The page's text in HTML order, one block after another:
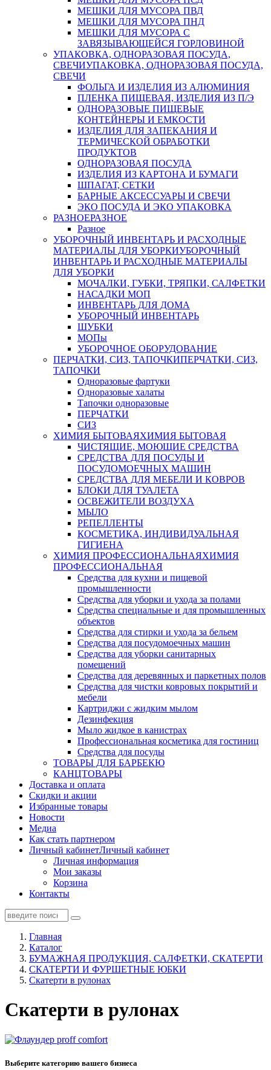
МЕШКИ ДЛЯ МУСОРА ПВД
МЕШКИ ДЛЯ МУСОРА ПНД
МЕШКИ ДЛЯ МУСОРА С
ЗАВЯЗЫВАЮЩЕЙСЯ ГОРЛОВИНОЙ
УПАКОВКА, ОДНОРАЗОВАЯ ПОСУДА,
СВЕЧИУПАКОВКА, ОДНОРАЗОВАЯ ПОСУДА,
СВЕЧИ
ФОЛЬГА И ИЗДЕЛИЯ ИЗ АЛЮМИНИЯ
ПЛЕНКА ПИЩЕВАЯ, ИЗДЕЛИЯ ИЗ П/Э
ОДНОРАЗОВЫЕ ПИЩЕВЫЕ
КОНТЕЙНЕРЫ И ЕМКОСТИ
ИЗДЕЛИЯ ДЛЯ ЗАПЕКАНИЯ И
ТЕРМИЧЕСКОЙ ОБРАБОТКИ
ПРОДУКТОВ
ОДНОРАЗОВАЯ ПОСУДА
ИЗДЕЛИЯ ИЗ КАРТОНА И БУМАГИ
ШПАГАТ, СЕТКИ
БАРНЫЕ АКСЕССУАРЫ И СВЕЧИ
ЭКО ПОСУДА И ЭКО УПАКОВКА
РАЗНОЕРАЗНОЕ
Разное
УБОРОЧНЫЙ ИНВЕНТАРЬ И РАСХОДНЫЕ
МАТЕРИАЛЫ ДЛЯ УБОРКИУБОРОЧНЫЙ
ИНВЕНТАРЬ И РАСХОДНЫЕ МАТЕРИАЛЫ
ДЛЯ УБОРКИ
МОЧАЛКИ, ГУБКИ, ТРЯПКИ, САЛФЕТКИ
НАСАДКИ МОП
ИНВЕНТАРЬ ДЛЯ ДОМА
УБОРОЧНЫЙ ИНВЕНТАРЬ
ШУБКИ
МОПы
УБОРОЧНОЕ ОБОРУДОВАНИЕ
ПЕРЧАТКИ, СИЗ, ТАПОЧКИПЕРЧАТКИ, СИЗ,
ТАПОЧКИ
Одноразовые фартуки
Одноразовые халаты
Тапочки одноразовые
ПЕРЧАТКИ
СИЗ
ХИМИЯ БЫТОВАЯХИМИЯ БЫТОВАЯ
ЧИСТЯЩИЕ, МОЮЩИЕ СРЕДСТВА
СРЕДСТВА ДЛЯ ПОСУДЫ И
ПОСУДОМОЕЧНЫХ МАШИН
СРЕДСТВА ДЛЯ МЕБЕЛИ И КОВРОВ
БЛОКИ ДЛЯ ТУАЛЕТА
ОСВЕЖИТЕЛИ ВОЗДУХА
МЫЛО
РЕПЕЛЛЕНТЫ
КОСМЕТИКА, ИНДИВИДУАЛЬНАЯ
ГИГИЕНА
ХИМИЯ ПРОФЕССИОНАЛЬНАЯХИМИЯ
ПРОФЕССИОНАЛЬНАЯ
Средства для кухни и пищевой
промышленности
Средства для уборки и ухода за полами
Средства специальные и для промышленных
объектов
Средства для стирки и ухода за бельем
Средства для посудомоечных машин
Средства для уборки санитарных
помещений
Средства для деревянных и паркетных полов
Средства для чистки ковровых покрытий и
мебели
Картриджи с жидким мылом
Дезинфекция
Мыло жидкое в канистрах
Профессиональная косметика для гостиниц
Средства для посуды
ТОВАРЫ ДЛЯ БАРБЕКЮ
КАНЦТОВАРЫ
Доставка и оплата
Скидки и акции
Избранные товары
Новости
Медиа
Как стать партнером
Личный кабинетЛичный кабинет
Личная информация
Мои заказы
Корзина
Контакты
Главная
Каталог
БУМАЖНАЯ ПРОДУКЦИЯ, САЛФЕТКИ, СКАТЕРТИ
СКАТЕРТИ И ФУРШЕТНЫЕ ЮБКИ
Скатерти в рулонах
Скатерти в рулонах
Выберите категорию вашего бизнеса